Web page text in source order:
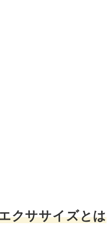
クササイズとは